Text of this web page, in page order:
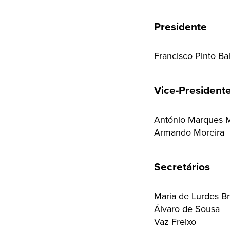
Presidente
Francisco Pinto
Vice-
António Marques
Armando Moreira
Secretários
Maria de Lurdes
Álvaro de Sousa
Vaz Freixo